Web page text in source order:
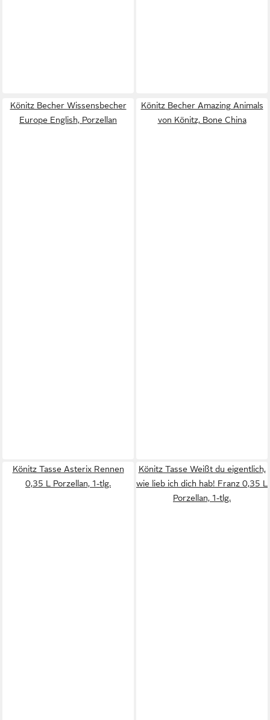
Könitz Becher Wissensbecher
Europe English, Porzellan
Könitz Becher Amazing Animals
von Könitz, Bone China
Könitz Tasse Asterix Rennen
0,35 L Porzellan, 1-tlg.
Könitz Tasse Weißt du eigentlich,
wie lieb ich dich hab! Franz 0,35 L
Porzellan, 1-tlg.